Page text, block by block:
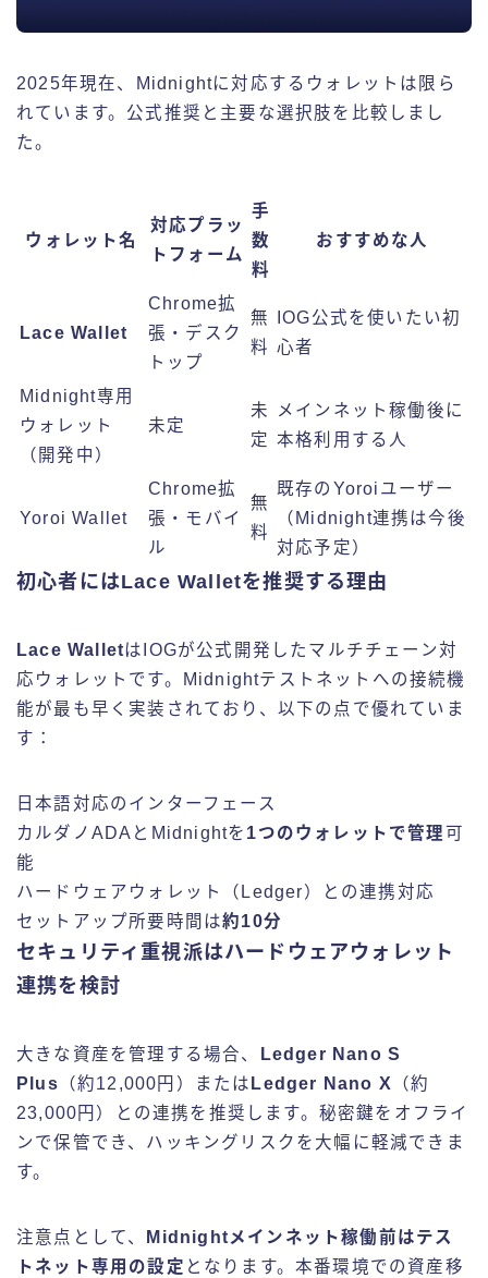
2025年現在、Midnightに対応するウォレットは限ら
れています。公式推奨と主要な選択肢を比較しまし
た。
ウォレット名
対応プラッ
トフォーム
手
数
料
おすすめな人
Lace Wallet
Chrome拡
張・デスク
トップ
無
料
IOG公式を使いたい初
心者
Midnight専用
ウォレット
（開発中）
未定
未
定
メインネット稼働後に
本格利用する人
Yoroi Wallet
Chrome拡
張・モバイ
ル
無
料
既存のYoroiユーザー
（Midnight連携は今後
対応予定）
初心者にはLace Walletを推奨する理由
Lace WalletはIOGが公式開発したマルチチェーン対
応ウォレットです。Midnightテストネットへの接続機
能が最も早く実装されており、以下の点で優れていま
す：
日本語対応のインターフェース
カルダノADAとMidnightを 1つのウォレットで管理可
能
ハードウェアウォレット（Ledger）との連携対応
セットアップ所要時間は約10分
セキュリティ重視派はハードウェアウォレット
連携を検討
大きな資産を管理する場合、
Ledger Nano S
Plus （約12,000円）または Ledger Nano X
（約
23,000円）との連携を推奨します。秘密鍵をオフライ
ンで保管でき、ハッキングリスクを大幅に軽減できま
す。
注意点として、
Midnightメインネット稼働前はテス
トネット専用の設定 となります。本番環境での資産移